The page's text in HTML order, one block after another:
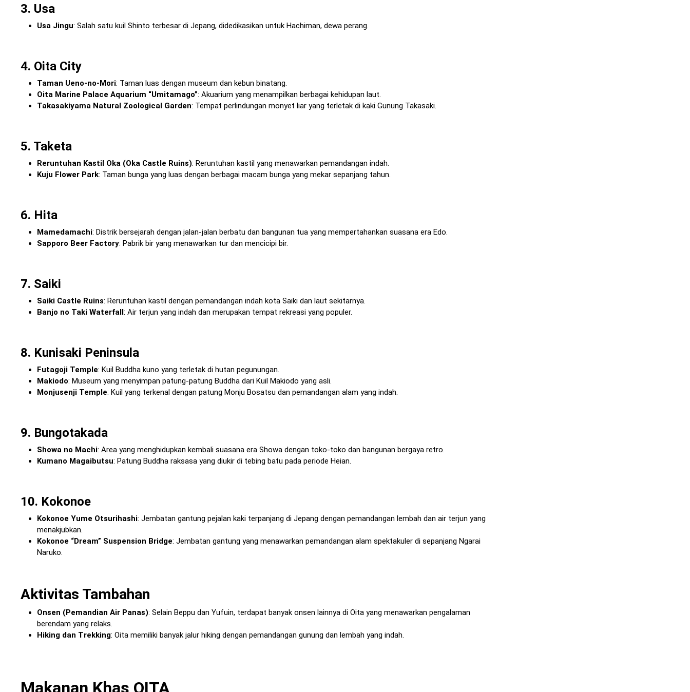
3. Usa
Usa Jingu: Salah satu kuil Shinto terbesar di Jepang, didedikasikan untuk Hachiman, dewa perang.
4. Oita City
Taman Ueno-no-Mori: Taman luas dengan museum dan kebun binatang.
Oita Marine Palace Aquarium “Umitamago”: Akuarium yang menampilkan berbagai kehidupan laut.
Takasakiyama Natural Zoological Garden: Tempat perlindungan monyet liar yang terletak di kaki Gunung Takasaki.
5. Taketa
Reruntuhan Kastil Oka (Oka Castle Ruins): Reruntuhan kastil yang menawarkan pemandangan indah.
Kuju Flower Park: Taman bunga yang luas dengan berbagai macam bunga yang mekar sepanjang tahun.
6. Hita
Mamedamachi: Distrik bersejarah dengan jalan-jalan berbatu dan bangunan tua yang mempertahankan suasana era Edo.
Sapporo Beer Factory: Pabrik bir yang menawarkan tur dan mencicipi bir.
7. Saiki
Saiki Castle Ruins: Reruntuhan kastil dengan pemandangan indah kota Saiki dan laut sekitarnya.
Banjo no Taki Waterfall: Air terjun yang indah dan merupakan tempat rekreasi yang populer.
8. Kunisaki Peninsula
Futagoji Temple: Kuil Buddha kuno yang terletak di hutan pegunungan.
Makiodo: Museum yang menyimpan patung-patung Buddha dari Kuil Makiodo yang asli.
Monjusenji Temple: Kuil yang terkenal dengan patung Monju Bosatsu dan pemandangan alam yang indah.
9. Bungotakada
Showa no Machi: Area yang menghidupkan kembali suasana era Showa dengan toko-toko dan bangunan bergaya retro.
Kumano Magaibutsu: Patung Buddha raksasa yang diukir di tebing batu pada periode Heian.
10. Kokonoe
Kokonoe Yume Otsurihashi: Jembatan gantung pejalan kaki terpanjang di Jepang dengan pemandangan lembah dan air terjun yang
menakjubkan.
Kokonoe “Dream” Suspension Bridge: Jembatan gantung yang menawarkan pemandangan alam spektakuler di sepanjang Ngarai
Naruko.
Aktivitas Tambahan
Onsen (Pemandian Air Panas): Selain Beppu dan Yufuin, terdapat banyak onsen lainnya di Oita yang menawarkan pengalaman
berendam yang relaks.
Hiking dan Trekking: Oita memiliki banyak jalur hiking dengan pemandangan gunung dan lembah yang indah.
Makanan Khas OITA